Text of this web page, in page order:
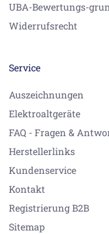
UBA-Bewertungs-
Widerrufsrecht
Service
Auszeichnungen
Elektroaltgeräte
FAQ - Fragen &
Herstellerlinks
Kundenservice
Kontakt
Registrierung B2B
Sitemap